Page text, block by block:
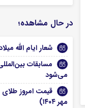
در حال مشاهده؛
شعار ایام الله میلاد نور
مسابقات
می‌شود
مهر ۱۴۰۴)